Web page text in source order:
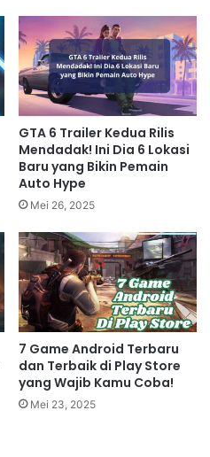
GTA 6 Trailer Kedua Rilis
Mendadak! Ini Dia 6 Lokasi
Baru yang Bikin Pemain
Auto Hype
Mei 26, 2025
7 Game Android Terbaru
dan Terbaik di Play Store
yang Wajib Kamu Coba!
Mei 23, 2025